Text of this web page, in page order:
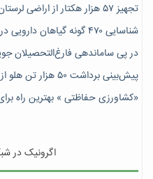
تجهیز ۵۷ هزار هکتار از اراضی لرستان به سیستم آبیاری نوین
شناسایی ۴۷٠ گونه گیاهان دارویی در آذربایجان غربی
در پی ساماندهی فارغ‌التحصیلان
پیش‎‌بینی برداشت ۵۰ هزار تن هلو از باغات چهارمحال و بختیاری
«کشاورزی حفاظتی » بهترین راه
اگرونیک در